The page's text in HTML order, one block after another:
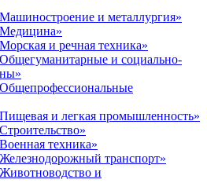
и металлургия»
и речная техника»
и социально-
и легкая промышленность»
техника»
транспорт»
и